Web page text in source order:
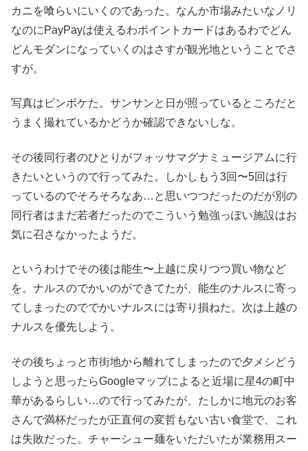
カニを喰らいにいくのであった。なんか市場みたいなノリ
なのにPayPayは使えるわポイントカードはあるわでどん
どんモダンになっていくのはさすが観光地ということでさ
すが。
写真はピンボケた。サンサンと日が照っているところだと
うまく撮れているかどうか確認できないしな。
その後同行者のひとりがフォッサマグナミュージアムに行
きたいというので行ってみた。しかしもう3回〜5回は行
っているのでそろそろなあ…と思いつつだったのだが別の
同行者はまだ若者だったのでこういう勉強っぽい施設はお
気に召さなかったようだ。
というわけでその後は能生〜上越に戻りつつ買い物など
を。ナルスのでかいのができてたが、能生のナルスに寄っ
てしまったのででかいナルスには寄り損ねた。次は上越の
ナルスを優先しよう。
その後ちょっと市街地から離れてしまったので夕メシどう
しようと思ったらGoogleマップによると近場に星4の町中
華があるらしい…ので行ってみたが、たしかに地元のお客
さんで満杯だったが正直何の変哲もない古い食堂で、これ
は失敗だった。チャーシュー麺をいただいたが業務用スー